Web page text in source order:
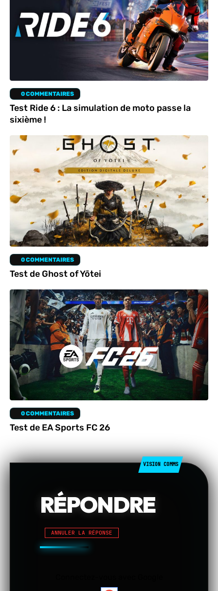
0 COMMENTAIRES
Test Ride 6 : La simulation de moto passe la
sixième !
0 COMMENTAIRES
Test de Ghost of Yōtei
0 COMMENTAIRES
Test de EA Sports FC 26
RÉPONDRE
ANNULER LA RÉPONSE